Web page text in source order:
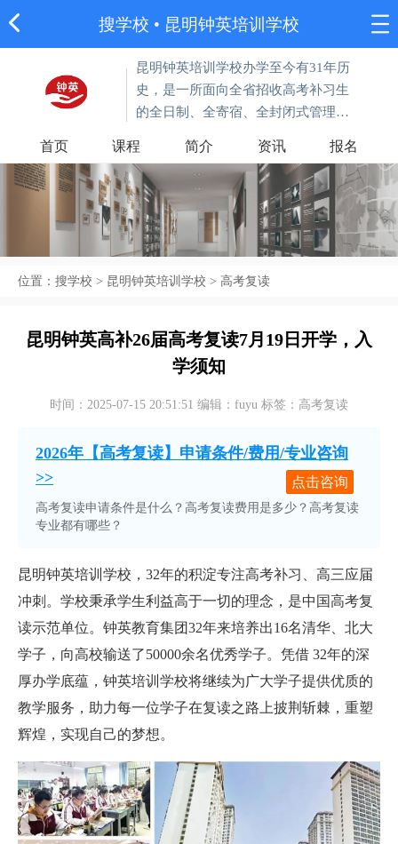
搜学校 • 昆明钟英培训学校
昆明钟英培训学校办学至今有31年历
史，是一所面向全省招收高考补习生
的全日制、全寄宿、全封闭式管理学
质高效，纪律规范严明，创造了一个
又一个高考补习神话。
首页 课程 简介 资讯 报名
位置： 搜学校 > 昆明钟英培训学校 > 高考复读
昆明钟英高补26届高考复读7月19日开学，入
学须知
时间：2025-07-15 20:51:51 编辑：fuyu 标签：高考复读
2026年【高考复读】申请条件/费用/专业咨询
>>
高考复读申请条件是什么？高考复读费用是多少？高考复读
专业都有哪些？
点击咨询
昆明钟英培训学校，32年的积淀专注高考补习、高三应届
冲刺。学校秉承学生利益高于一切的理念，是中国高考复
读示范单位。钟英教育集团32年来培养出16名清华、北大
学子，向高校输送了50000余名优秀学子。凭借 32年的深
厚办学底蕴，钟英培训学校将继续为广大学子提供优质的
教学服务，助力每一位学子在复读之路上披荆斩棘，重塑
辉煌，实现自己的梦想。